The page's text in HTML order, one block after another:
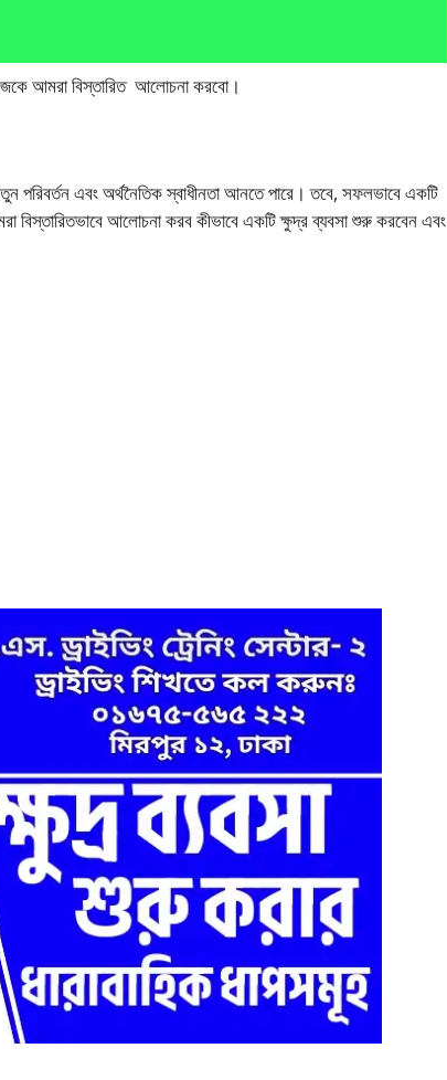
আমরা বিস্তারিত আলোচনা করবো।
পরিবর্তন এবং অর্থনৈতিক স্বাধীনতা আনতে পারে। তবে, সফলভাবে একটি
বিস্তারিতভাবে আলোচনা করব কীভাবে একটি ক্ষুদ্র ব্যবসা শুরু করবেন এবং